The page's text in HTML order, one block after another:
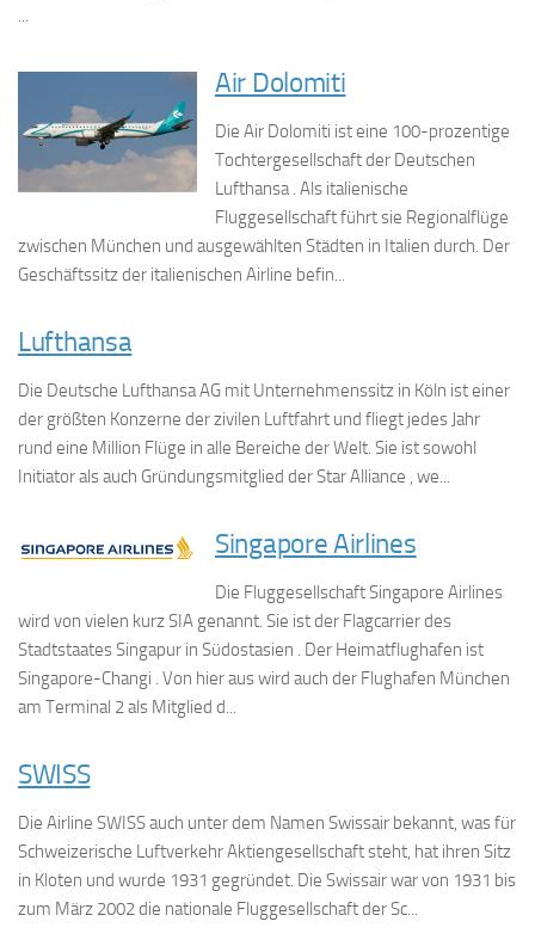
...
Air Dolomiti
Die Air Dolomiti ist eine 100-prozentige
Tochtergesellschaft der Deutschen
Lufthansa . Als italienische
Fluggesellschaft führt sie Regionalflüge
zwischen München und ausgewählten Städten in Italien durch. Der
Geschäftssitz der italienischen Airline befin...
Lufthansa
Die Deutsche Lufthansa AG mit Unternehmenssitz in Köln ist einer
der größten Konzerne der zivilen Luftfahrt und fliegt jedes Jahr
rund eine Million Flüge in alle Bereiche der Welt. Sie ist sowohl
Initiator als auch Gründungsmitglied der Star Alliance , we...
Singapore Airlines
Die Fluggesellschaft Singapore Airlines
wird von vielen kurz SIA genannt. Sie ist der Flagcarrier des
Stadtstaates Singapur in Südostasien . Der Heimatflughafen ist
Singapore-Changi . Von hier aus wird auch der Flughafen München
am Terminal 2 als Mitglied d...
SWISS
Die Airline SWISS auch unter dem Namen Swissair bekannt, was für
Schweizerische Luftverkehr Aktiengesellschaft steht, hat ihren Sitz
in Kloten und wurde 1931 gegründet. Die Swissair war von 1931 bis
zum März 2002 die nationale Fluggesellschaft der Sc...